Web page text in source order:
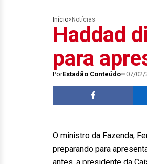
Início> Notícias
Haddad
para
PorEstadão Conteúdo 07/02/
O ministro da Fazenda,
preparando para